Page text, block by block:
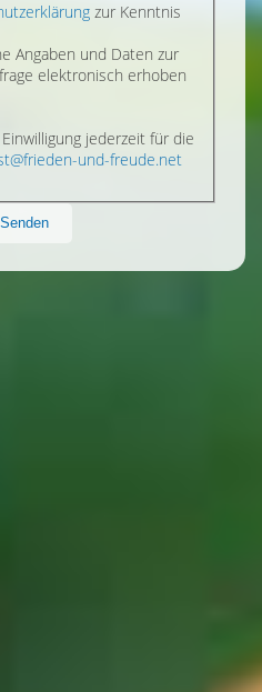
zur Kenntnis
Angaben und Daten zur
elektronisch erhoben
jederzeit für die
und-freude.net